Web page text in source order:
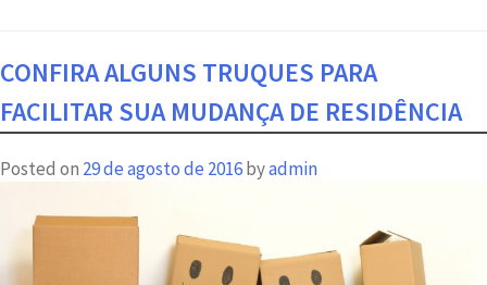
CONFIRA ALGUNS TRUQUES PARA
FACILITAR SUA MUDANÇA DE RESIDÊNCIA
Posted on 29 de agosto de 2016byadmin